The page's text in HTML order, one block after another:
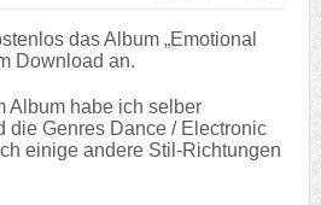
das Album „Emotional
Download an.
Album habe ich selber
die Genres Dance / Electronic
einige andere Stil-Richtungen